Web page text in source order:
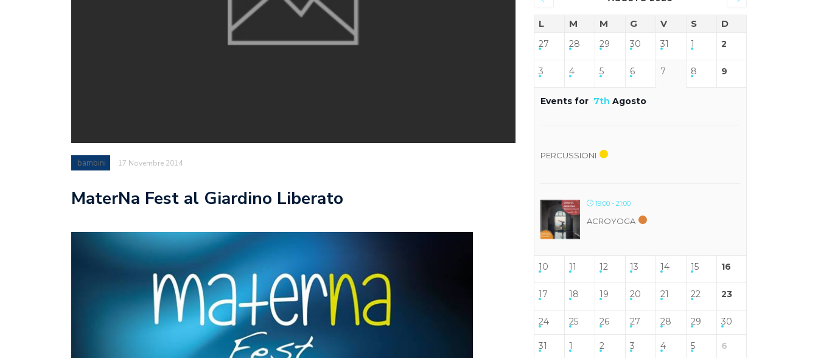
bambini 17 Novembre 2014
MaterNa Fest al Giardino Liberato
L M M G V S D
27 28 29 30 31 1 2
3 4 5 6 7 8 9
Events for 7th Agosto
PERCUSSIONI
19:00 - 21:00
ACROYOGA
10 11 12 13 14 15 16
17 18 19 20 21 22 23
24 25 26 27 28 29 30
31 1 2 3 4 5 6